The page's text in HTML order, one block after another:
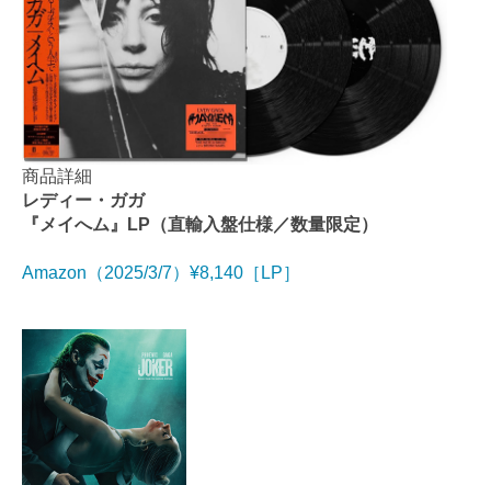
商品詳細
レディー・ガガ
『メイへム』LP（直輸入盤仕様／数量限定）
Amazon（2025/3/7）¥8,140［LP］